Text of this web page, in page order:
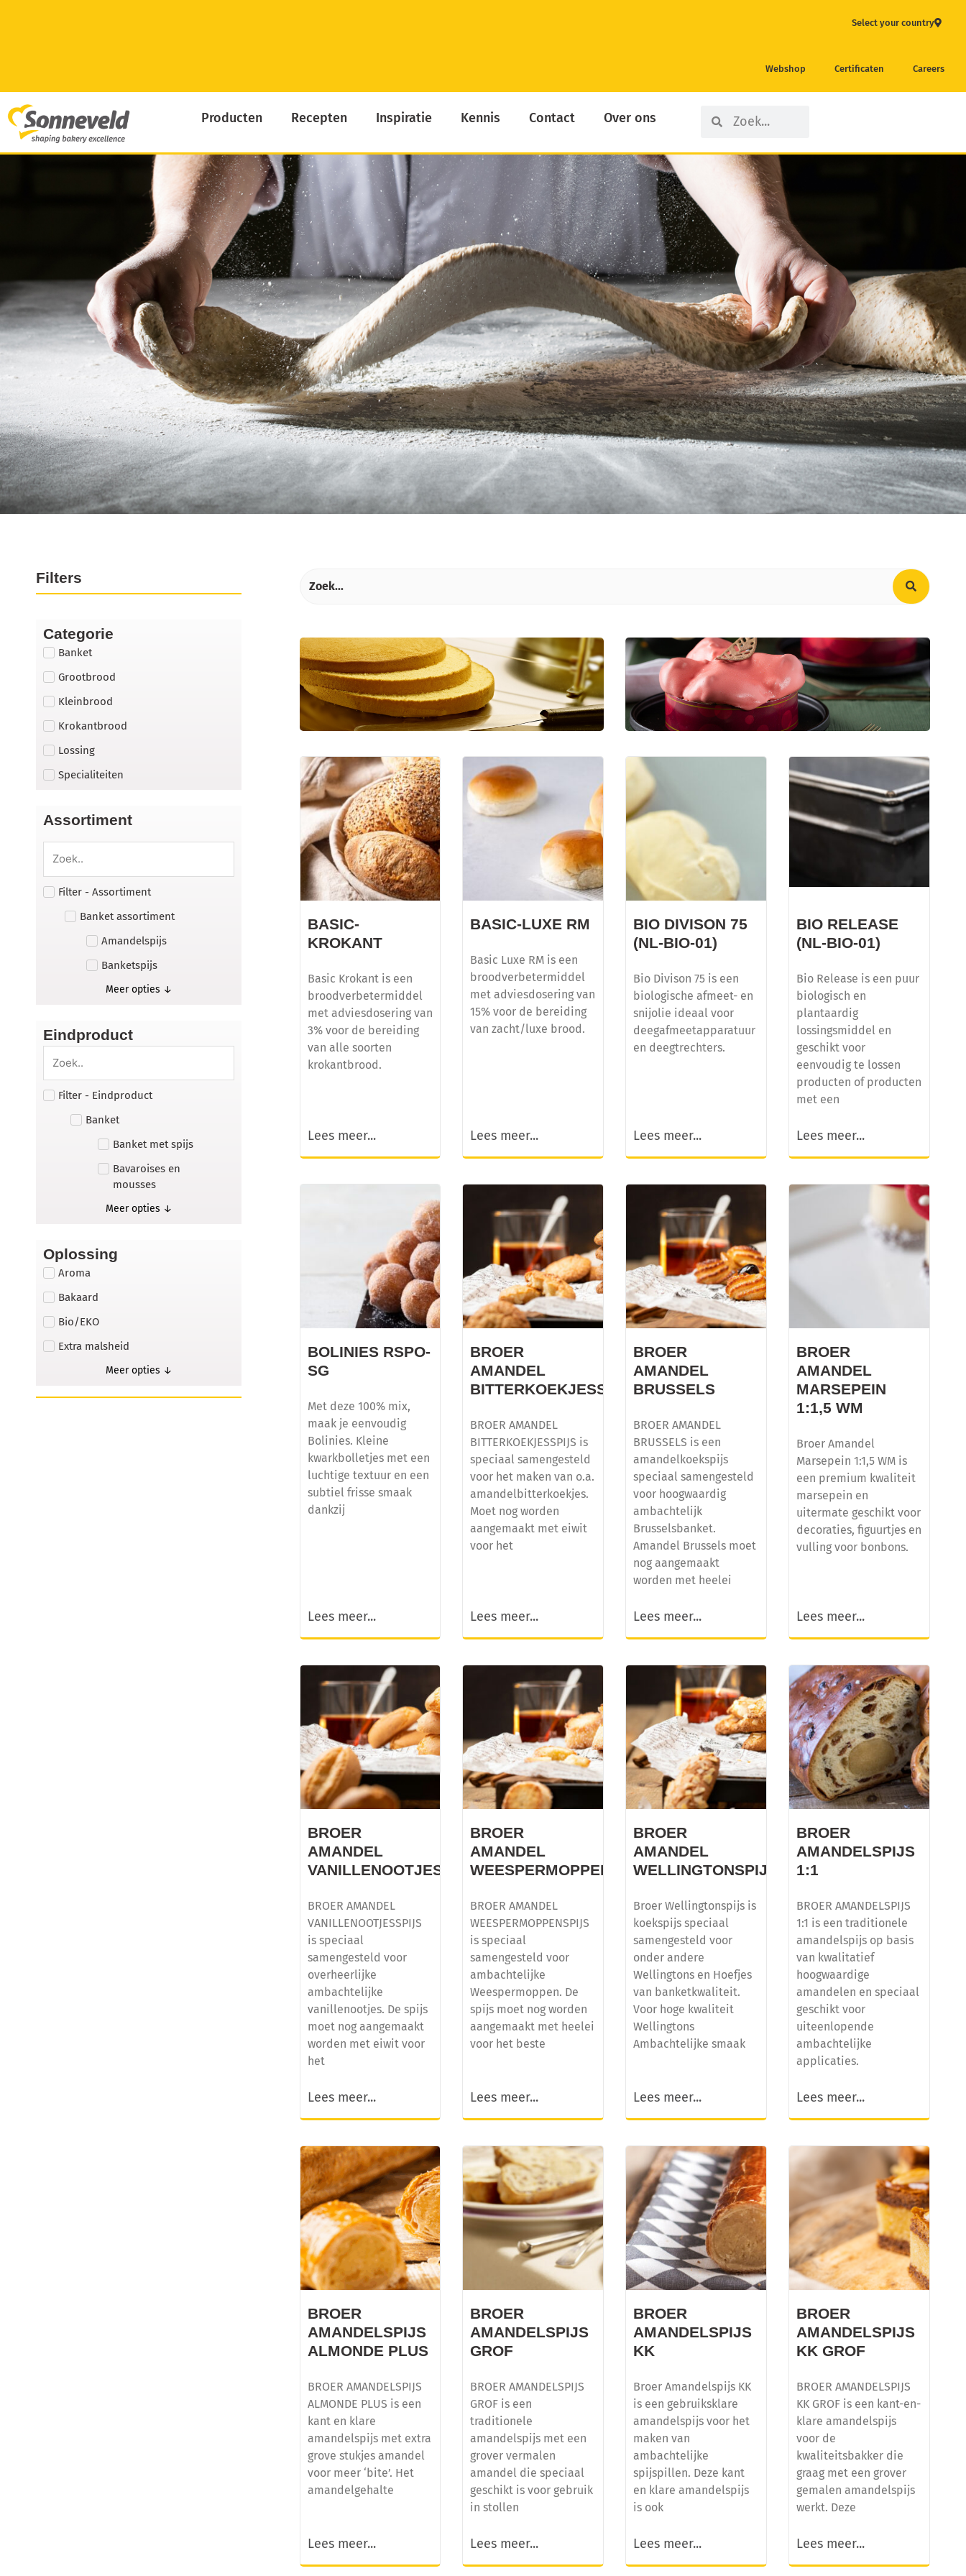
Select your country
Webshop Certificaten Careers
Producten Recepten Inspiratie Kennis Contact Over ons SearchSearch
Producten
Filters
Categorie
Banket
Grootbrood
Kleinbrood
Krokantbrood
Lossing
Specialiteiten
Assortiment
Filter - Assortiment
Banket assortiment
Amandelspijs
Banketspijs
Meer opties ↓
Eindproduct
Filter - Eindproduct
Banket
Banket met spijs
Bavaroises en
mousses
Meer opties ↓
Oplossing
Aroma
Bakaard
Bio/EKO
Extra malsheid
Meer opties ↓
CREDI KAPSEL
Dé basis voor diverse soorten gebak
KWARKBOL
Licht, luchtig en eiwitrijk broodje op basis van
kwark!
BASIC-
KROKANT
Basic Krokant is een
broodverbetermiddel
met adviesdosering van
3% voor de bereiding
van alle soorten
krokantbrood.
Lees meer...
BASIC-LUXE RM
Basic Luxe RM is een
broodverbetermiddel
met adviesdosering van
15% voor de bereiding
van zacht/luxe brood.
Lees meer...
BIO DIVISON 75
(NL-BIO-01)
Bio Divison 75 is een
biologische afmeet- en
snijolie ideaal voor
deegafmeetapparatuur
en deegtrechters.
Lees meer...
BIO RELEASE
(NL-BIO-01)
Bio Release is een puur
biologisch en
plantaardig
lossingsmiddel en
geschikt voor
eenvoudig te lossen
producten of producten
met een
Lees meer...
BOLINIES RSPO-
SG
Met deze 100% mix,
maak je eenvoudig
Bolinies. Kleine
kwarkbolletjes met een
luchtige textuur en een
subtiel frisse smaak
dankzij
Lees meer...
BROER
AMANDEL
BITTERKOEKJESSPIJS
BROER AMANDEL
BITTERKOEKJESSPIJS is
speciaal samengesteld
voor het maken van o.a.
amandelbitterkoekjes.
Moet nog worden
aangemaakt met eiwit
voor het
Lees meer...
BROER
AMANDEL
BRUSSELS
BROER AMANDEL
BRUSSELS is een
amandelkoekspijs
speciaal samengesteld
voor hoogwaardig
ambachtelijk
Brusselsbanket.
Amandel Brussels moet
nog aangemaakt
worden met heelei
Lees meer...
BROER
AMANDEL
MARSEPEIN
1:1,5 WM
Broer Amandel
Marsepein 1:1,5 WM is
een premium kwaliteit
marsepein en
uitermate geschikt voor
decoraties, figuurtjes en
vulling voor bonbons.
Lees meer...
BROER
AMANDEL
VANILLENOOTJESSPIJS
BROER AMANDEL
VANILLENOOTJESSPIJS
is speciaal
samengesteld voor
overheerlijke
ambachtelijke
vanillenootjes. De spijs
moet nog aangemaakt
worden met eiwit voor
het
Lees meer...
BROER
AMANDEL
WEESPERMOPPENSPIJS
BROER AMANDEL
WEESPERMOPPENSPIJS
is speciaal
samengesteld voor
ambachtelijke
Weespermoppen. De
spijs moet nog worden
aangemaakt met heelei
voor het beste
Lees meer...
BROER
AMANDEL
WELLINGTONSPIJS
Broer Wellingtonspijs is
koekspijs speciaal
samengesteld voor
onder andere
Wellingtons en Hoefjes
van banketkwaliteit.
Voor hoge kwaliteit
Wellingtons
Ambachtelijke smaak
Lees meer...
BROER
AMANDELSPIJS
1:1
BROER AMANDELSPIJS
1:1 is een traditionele
amandelspijs op basis
van kwalitatief
hoogwaardige
amandelen en speciaal
geschikt voor
uiteenlopende
ambachtelijke
applicaties.
Lees meer...
BROER
AMANDELSPIJS
ALMONDE PLUS
BROER AMANDELSPIJS
ALMONDE PLUS is een
kant en klare
amandelspijs met extra
grove stukjes amandel
voor meer ‘bite’. Het
amandelgehalte
Lees meer...
BROER
AMANDELSPIJS
GROF
BROER AMANDELSPIJS
GROF is een
traditionele
amandelspijs met een
grover vermalen
amandel die speciaal
geschikt is voor gebruik
in stollen
Lees meer...
BROER
AMANDELSPIJS
KK
Broer Amandelspijs KK
is een gebruiksklare
amandelspijs voor het
maken van
ambachtelijke
spijspillen. Deze kant
en klare amandelspijs
is ook
Lees meer...
BROER
AMANDELSPIJS
KK GROF
BROER AMANDELSPIJS
KK GROF is een kant-en-
klare amandelspijs
voor de
kwaliteitsbakker die
graag met een grover
gemalen amandelspijs
werkt. Deze
Lees meer...